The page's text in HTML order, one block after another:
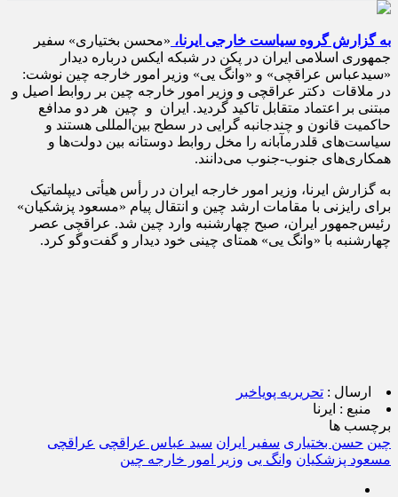
به گزارش گروه سیاست خارجی ایرنا، «محسن بختیاری» سفیر
جمهوری اسلامی ایران در پکن در شبکه ایکس درباره دیدار
«سیدعباس عراقچی» و «وانگ یی» وزیر امور خارجه چین نوشت:
در ملاقات ⁦دکتر عراقچی ⁩ و وزیر امور خارجه چین بر روابط اصیل و
مبتنی بر اعتماد متقابل تاکید گردید. ایران ⁩ و ⁧ چین ⁩ هر دو مدافع
حاکمیت قانون و چندجانبه گرایی در سطح بین‌المللی هستند و
سیاست‌های قلدرمآبانه را مخل روابط دوستانه بین دولت‌ها و
همکاری‌های جنوب-جنوب می‌دانند.
به گزارش ایرنا، وزیر امور خارجه ایران در رأس هیأتی دیپلماتیک
برای رایزنی با مقامات ارشد چین و انتقال پیام «مسعود پزشکیان»
رئیس‌جمهور ایران، صبح چهارشنبه وارد چین شد. عراقچی عصر
چهارشنبه با «وانگ یی» همتای چینی خود دیدار و گفت‌وگو کرد.
ارسال : تحریریه پویاخبر
منبع : ایرنا
برچسب ها
چین حسن بختیاری سفیر ایران سید عباس عراقچی عراقچی
مسعود پزشکیان وانگ یی وزیر امور خارجه چین